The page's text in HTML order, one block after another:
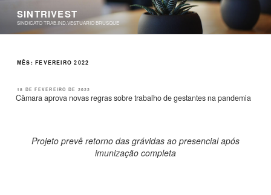
Pular
SINTRIVEST
SINDICATO TRAB.IND.VESTUARIO BRUSQUE
MÊS:FEVEREIRO 2022
PUBLICADO
EM
18 DE FEVEREIRO DE 2022
Câmara aprova novas regras sobre trabalho de gestantes na pandemia
Projeto prevê retorno das grávidas ao presencial após
imunização completa